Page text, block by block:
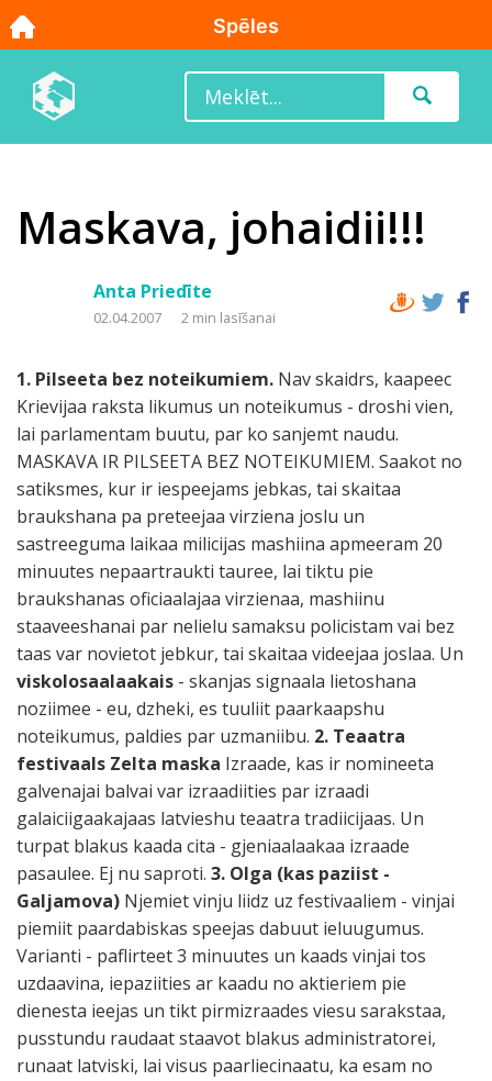
Maskava, johaidii!!!
Anta Priedīte
02.04.2007 2 min lasīšanai
1. Pilseeta bez noteikumiem. Nav skaidrs, kaapeec
Krievijaa raksta likumus un noteikumus - droshi vien,
lai parlamentam buutu, par ko sanjemt naudu.
MASKAVA IR PILSEETA BEZ NOTEIKUMIEM. Saakot no
satiksmes, kur ir iespeejams jebkas, tai skaitaa
braukshana pa preteejaa virziena joslu un
sastreeguma laikaa milicijas mashiina apmeeram 20
minuutes nepaartraukti tauree, lai tiktu pie
braukshanas oficiaalajaa virzienaa, mashiinu
staaveeshanai par nelielu samaksu policistam vai bez
taas var novietot jebkur, tai skaitaa videejaa joslaa. Un
viskolosaalaakais - skanjas signaala lietoshana
noziimee - eu, dzheki, es tuuliit paarkaapshu
noteikumus, paldies par uzmaniibu. 2. Teaatra
festivaals Zelta maska Izraade, kas ir nomineeta
galvenajai balvai var izraadiities par izraadi
galaiciigaakajaas latvieshu teaatra tradiicijaas. Un
turpat blakus kaada cita - gjeniaalaakaa izraade
pasaulee. Ej nu saproti. 3. Olga (kas paziist -
Galjamova) Njemiet vinju liidz uz festivaaliem - vinjai
piemiit paardabiskas speejas dabuut ieluugumus.
Varianti - paflirteet 3 minuutes un kaads vinjai tos
uzdaavina, iepaziities ar kaadu no aktieriem pie
dienesta ieejas un tikt pirmizraades viesu sarakstaa,
pusstundu raudaat staavot blakus administratorei,
runaat latviski, lai visus paarliecinaatu, ka esam no